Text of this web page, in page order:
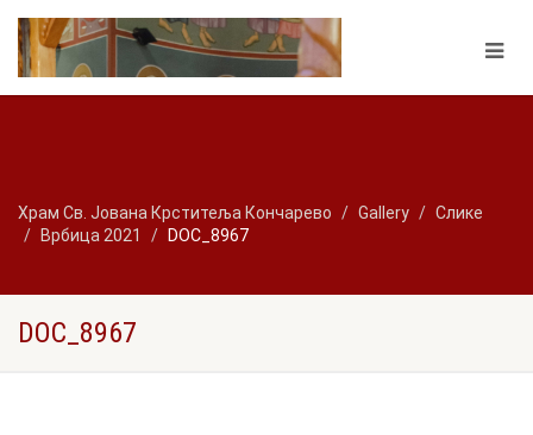
Храм Св. Јована Крститеља Кончарево Gallery
Слике
Врбица 2021
DOC_8967
DOC_8967